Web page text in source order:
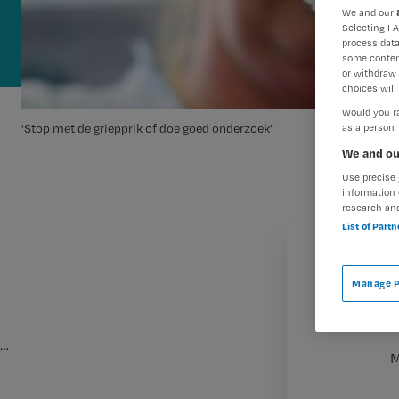
‘Stop met de griepprik of doe goed onderzoek’
…
We and our
Selecting I
process
some
or withdraw
choices will
Would you
as a person
We and
Use
information
research
List of
Manage